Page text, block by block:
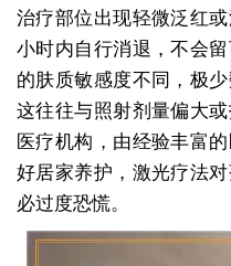
治疗部位出现轻微泛红
小时内自行消退，不会
的肤质敏感度不同，极
这往往与照射剂量偏大
医疗机构，由经验丰富
好居家养护，激光疗法
必过度恐慌。